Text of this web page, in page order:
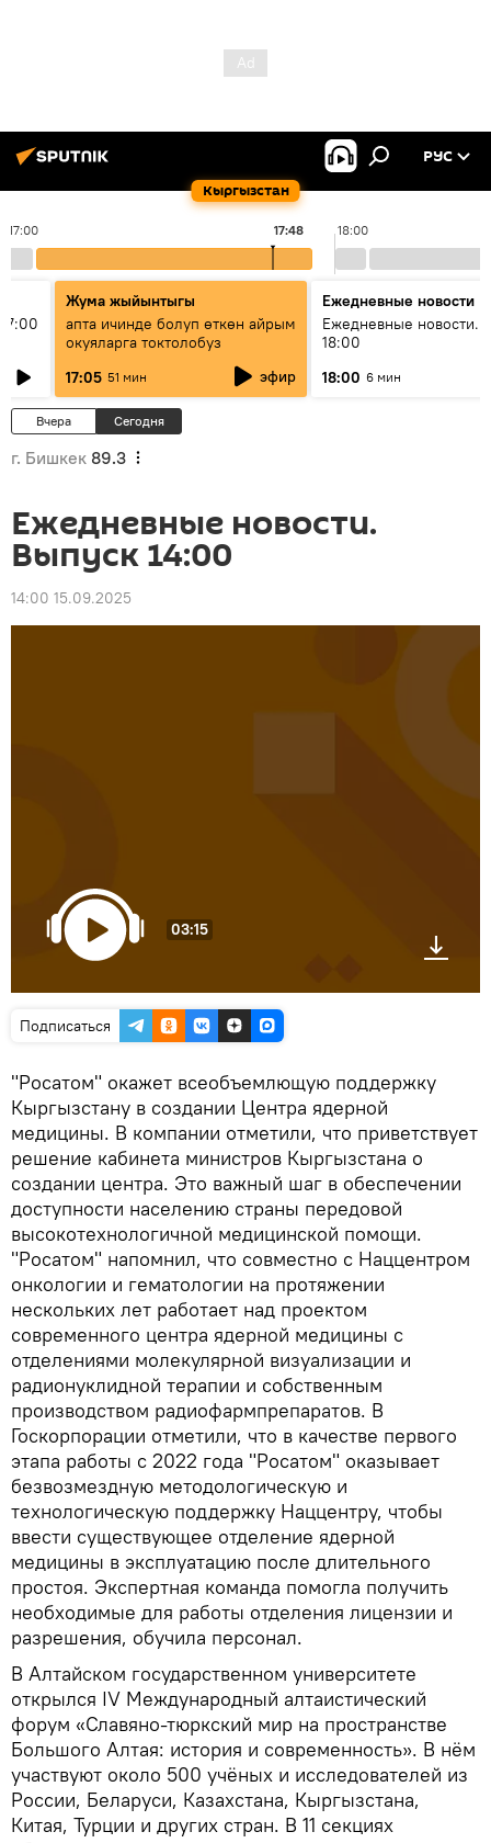
Кыргызстан
РУС
17:00 18:00
17:48
Жума жыйынтыгы
апта ичинде болуп өткөн айрым
окуяларга токтолобуз
17:05 51 мин эфир
Ежедневные новости
Ежедневные новости.
18:00
18:00 6 мин
Вчера Сегодня
г. Бишкек 89.3
Ежедневные новости.
Выпуск 14:00
14:00 15.09.2025
03:15
Подписаться
"Росатом" окажет всеобъемлющую поддержку
Кыргызстану в создании Центра ядерной
медицины. В компании отметили, что приветствует
решение кабинета министров Кыргызстана о
создании центра. Это важный шаг в обеспечении
доступности населению страны передовой
высокотехнологичной медицинской помощи.
"Росатом" напомнил, что совместно с Наццентром
онкологии и гематологии на протяжении
нескольких лет работает над проектом
современного центра ядерной медицины с
отделениями молекулярной визуализации и
радионуклидной терапии и собственным
производством радиофармпрепаратов. В
Госкорпорации отметили, что в качестве первого
этапа работы с 2022 года "Росатом" оказывает
безвозмездную методологическую и
технологическую поддержку Наццентру, чтобы
ввести существующее отделение ядерной
медицины в эксплуатацию после длительного
простоя. Экспертная команда помогла получить
необходимые для работы отделения лицензии и
разрешения, обучила персонал.
В Алтайском государственном университете
открылся IV Международный алтаистический
форум «Славяно-тюркский мир на пространстве
Большого Алтая: история и современность». В нём
участвуют около 500 учёных и исследователей из
России, Беларуси, Казахстана, Кыргызстана,
Китая, Турции и других стран. В 11 секциях